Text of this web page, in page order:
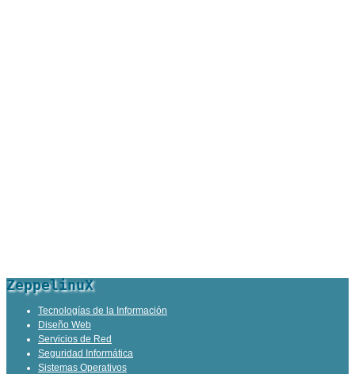
ZeppelinuX
Tecnologías de la Información
Diseño Web
Servicios de Red
Seguridad Informática
Sistemas Operativos